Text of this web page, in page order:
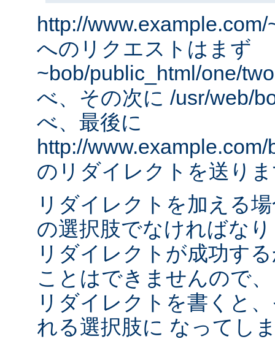
http://
へのリクエストはまず
~bob/public_html/one/
べ、その次に /usr/web/
べ、最後に
http://
のリダイレクトを送り
リダイレクトを加える
の選択肢でなければな
リダイレクトが成功す
ことはできませんので
リダイレクトを書くと
れる選択肢に なってし